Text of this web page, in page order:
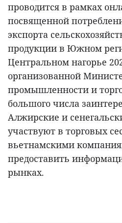
проводится в рамках
посвященной
экспорта
продукции в Южном
Центральном нагорье
организованной
промышленности и
большого числа
Алжирские и
участвуют в торговых
вьетнамскими
предоставить
рынках.